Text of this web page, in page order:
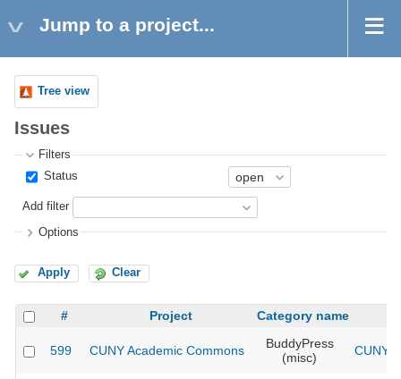
Jump to a project...
Tree view
Issues
Filters
Status
Add filter
Options
Apply Clear
# Project Category name
599 CUNY Academic Commons
BuddyPress
(misc)
CUNY